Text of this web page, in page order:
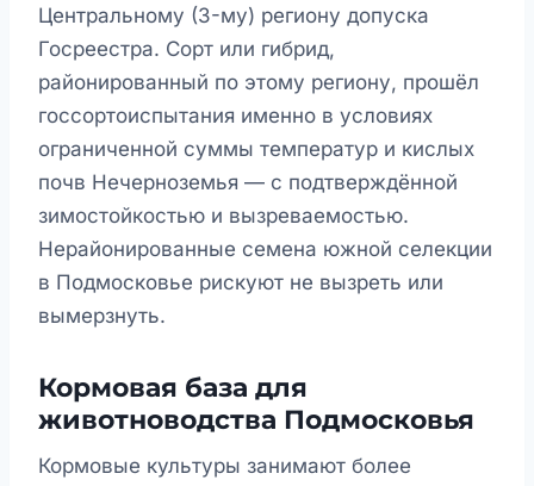
Центральному (3-му) региону допуска
Госреестра. Сорт или гибрид,
районированный по этому региону, прошёл
госсортоиспытания именно в условиях
ограниченной суммы температур и кислых
почв Нечерноземья — с подтверждённой
зимостойкостью и вызреваемостью.
Нерайонированные семена южной селекции
в Подмосковье рискуют не вызреть или
вымерзнуть.
Кормовая база для
животноводства Подмосковья
Кормовые культуры занимают более